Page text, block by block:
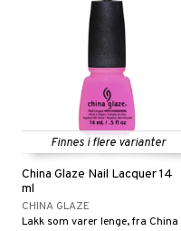
Finnes i flere varianter
China Glaze Nail Lacquer 14
ml
CHINA GLAZE